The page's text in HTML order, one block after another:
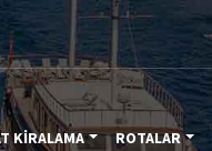
KİRALAMA ROTALAR